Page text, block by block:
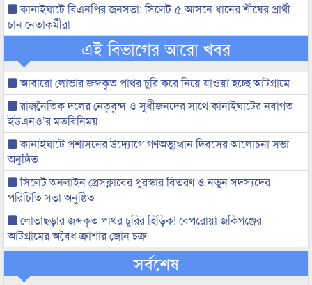
কানাইঘাটে বিএনপির জনসভা: সিলেট-৫ আসনে ধানের শীষের প্রার্থী
চান নেতাকর্মীরা
এই বিভাগের আরো খবর
আবারো লোভার জব্দকৃত পাথর চুরি করে নিয়ে যাওয়া হচ্ছে আটগ্রামে
রাজনৈতিক দলের নেতৃবৃন্দ ও সুধীজনদের সাথে কানাইঘাটের নবাগত
ইউএনও’র মতবিনিময়
কানাইঘাটে প্রশাসনের উদ্যোগে গণঅভ্যুত্থান দিবসের আলোচনা সভা
অনুষ্ঠিত
সিলেট অনলাইন প্রেসক্লাবের পুরস্কার বিতরণ ও নতুন সদস্যদের
পরিচিতি সভা অনুষ্ঠিত
লোভাছড়ার জব্দকৃত পাথর চুরির হিড়িক! বেপরোয়া জকিগঞ্জের
আটগ্রামের অবৈধ ক্রাশার জোন চক্র
সর্বশেষ